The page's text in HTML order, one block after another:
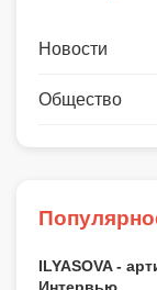
Новости
Общество
ILYASOVA -